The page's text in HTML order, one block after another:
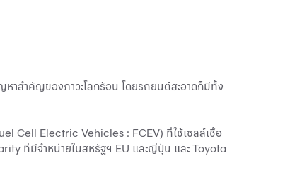
าสำคัญของภาวะโลกร้อน โดยรถยนต์สะอาดก็มีทั้ง
Cell Electric Vehicles : FCEV) ที่ใช้เซลล์เชื้อ
ที่มีจำหน่ายในสหรัฐฯ EU และญี่ปุ่น และ Toyota